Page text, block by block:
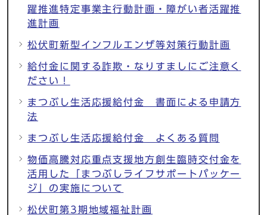
躍推進特定事業主行動計画・障がい者活躍推
進計画
松伏町新型インフルエンザ等対策行動計画
給付金に関する詐欺・なりすましにご注意く
ださい！
まつぶし生活応援給付金 書面による申請方
法
まつぶし生活応援給付金 よくある質問
物価高騰対応重点支援地方創生臨時交付金を
活用した「まつぶしライフサポートパッケー
ジ」の実施について
松伏町第3期地域福祉計画